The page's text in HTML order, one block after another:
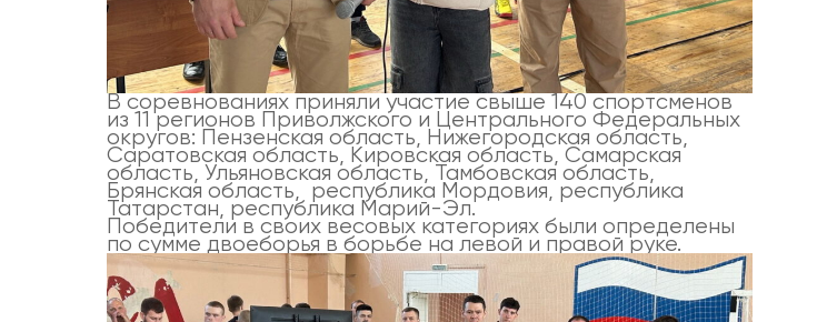
В соревнованиях приняли участие свыше 140 спортсменов
из 11 регионов Приволжского и Центрального Федеральных
округов: Пензенская область, Нижегородская область,
Саратовская область, Кировская область, Самарская
область, Ульяновская область, Тамбовская область,
Брянская область, республика Мордовия, республика
Татарстан, республика Марий-Эл.
Победители в своих весовых категориях были определены
по сумме двоеборья в борьбе на левой и правой руке.